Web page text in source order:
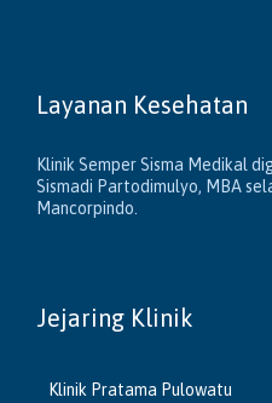
Layanan Kesehatan
Klinik Semper Sisma Medikal
Sismadi Partodimulyo, MBA
Mancorpindo.
Jejaring Klinik
Klinik Pratama Pulowatu